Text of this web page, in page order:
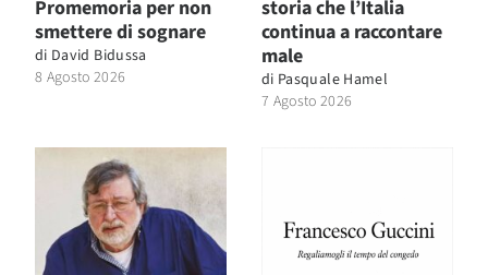
Promemoria per non
smettere di sognare
di David Bidussa
8 Agosto 2026
storia che l’Italia
continua a raccontare
male
di Pasquale Hamel
7 Agosto 2026